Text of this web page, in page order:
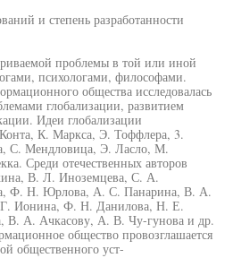
и степень разработанности
проблемы в той или иной
психологами, философами.
общества исследовалась
глобализации, развитием
Идеи глобализации
К. Маркса, Э. Тоффлера, 3.
С. Мендловица, Э. Ласло, М.
Среди отечественных авторов
В. Л. Иноземцева, С. А.
Ф. Н. Юрлова, А. С. Панарина, В. А.
Ионина, Ф. Н. Данилова, Н. Е.
В. А. Ачкасову, А. В. Чу-гунова и др.
общество провозглашается
общественного уст-